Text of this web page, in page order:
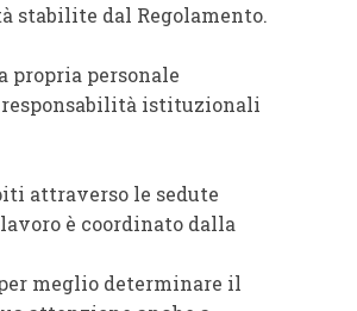
stabilite dal Regolamento.
propria personale
responsabilità istituzionali
attraverso le sedute
è coordinato dalla
meglio determinare il